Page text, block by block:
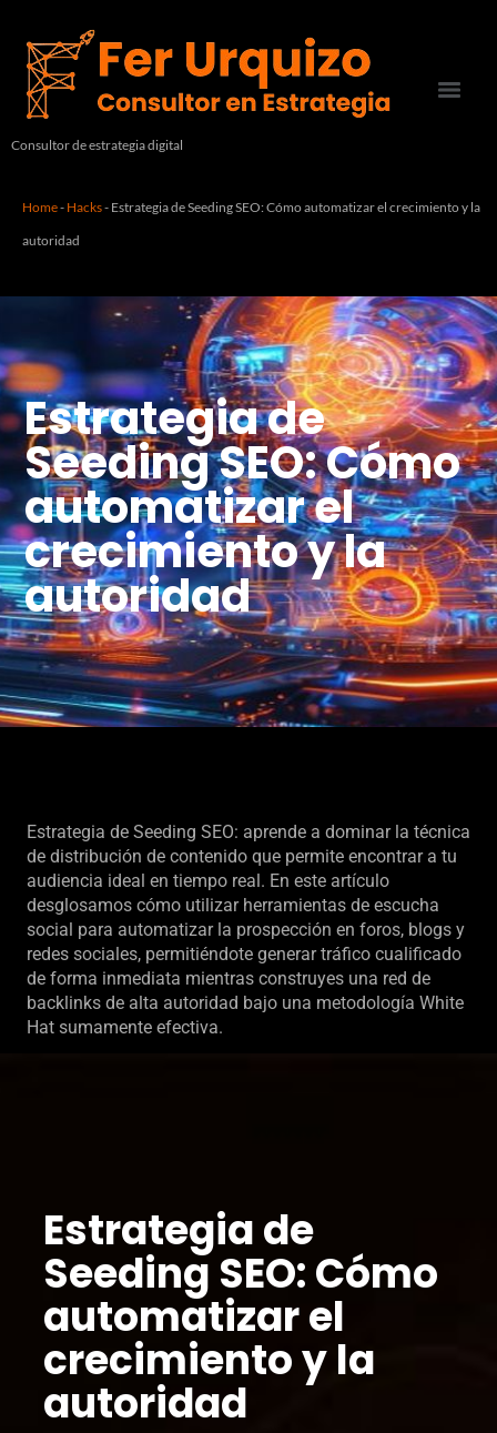
Consultor de estrategia digital
Home- Hacks- Estrategia de Seeding SEO: Cómo automatizar el crecimiento y la
autoridad
Estrategia de
Seeding SEO: Cómo
automatizar el
crecimiento y la
autoridad
Estrategia de Seeding SEO: aprende a dominar la técnica
de distribución de contenido que permite encontrar a tu
audiencia ideal en tiempo real. En este artículo
desglosamos cómo utilizar herramientas de escucha
social para automatizar la prospección en foros, blogs y
redes sociales, permitiéndote generar tráfico cualificado
de forma inmediata mientras construyes una red de
backlinks de alta autoridad bajo una metodología White
Hat sumamente efectiva.
Estrategia de
Seeding SEO: Cómo
automatizar el
crecimiento y la
autoridad